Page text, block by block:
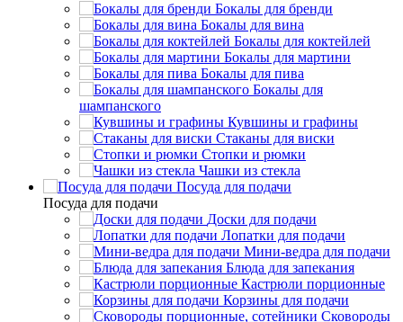
Бокалы для бренди
Бокалы для вина
Бокалы для коктейлей
Бокалы для мартини
Бокалы для пива
Бокалы для
шампанского
Кувшины и графины
Стаканы для виски
Стопки и рюмки
Чашки из стекла
Посуда для подачи
Посуда для подачи
Доски для подачи
Лопатки для подачи
Мини-ведра для подачи
Блюда для запекания
Кастрюли порционные
Корзины для подачи
Сковороды